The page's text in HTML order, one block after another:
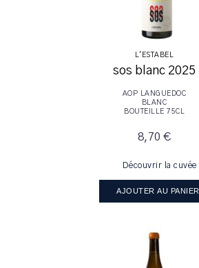
L'ESTABEL
sos blanc 2025
AOP LANGUEDOC
BLANC
BOUTEILLE 75CL
8,70 €
Découvrir la cuvée
AJOUTER AU PANIER